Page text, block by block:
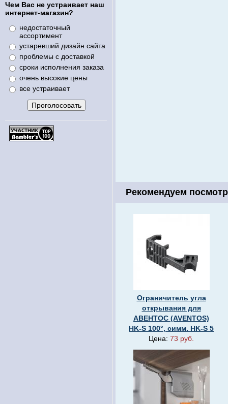
Чем Вас не устраивает наш
интернет-магазин?
недостаточный
ассортимент
устаревший дизайн сайта
проблемы с доставкой
сроки исполнения заказа
очень высокие цены
все устраивает
Рекомендуем
Ограничитель угла
открывания для
АВЕНТОС (AVENTOS)
HK-S 100°, симм. HK-S 5
Цена: 73 руб.